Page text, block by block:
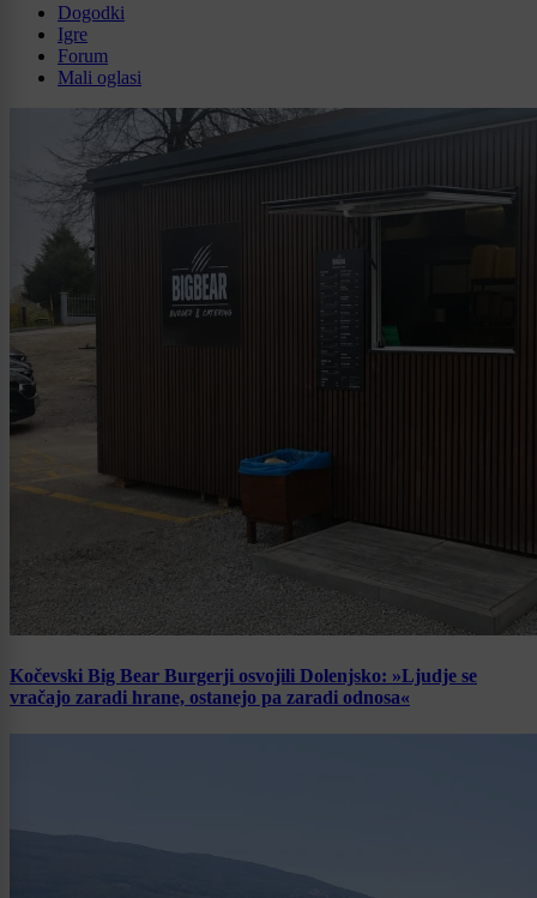
Dogodki
Igre
Forum
Mali oglasi
Kočevski Big Bear Burgerji osvojili Dolenjsko: »Ljudje se
vračajo zaradi hrane, ostanejo pa zaradi odnosa«